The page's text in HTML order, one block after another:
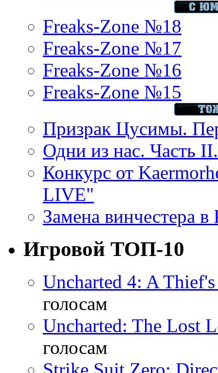
Freaks-Zone №18
Freaks-Zone №17
Freaks-Zone №16
Freaks-Zone №15
Призрак Цусимы.
Одни из нас. Часть
Конкурс от
LIVE"
Замена винчестера
Игровой ТОП-10
Uncharted 4: A
голосам
Uncharted: The Lost
голосам